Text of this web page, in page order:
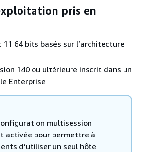
pris en
11 64 bits basés sur l’architecture
140 ou ultérieure inscrit dans un
Enterprise
multisession
activée pour permettre à
d’utiliser un seul hôte